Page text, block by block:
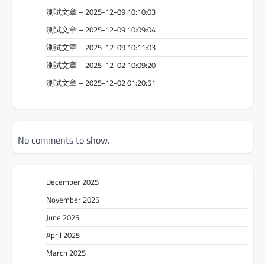
測試文章 – 2025-12-09 10:10:03
測試文章 – 2025-12-09 10:09:04
測試文章 – 2025-12-09 10:11:03
測試文章 – 2025-12-02 10:09:20
測試文章 – 2025-12-02 01:20:51
No comments to show.
December 2025
November 2025
June 2025
April 2025
March 2025